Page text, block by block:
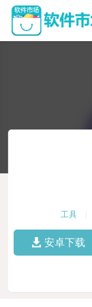
工具
安卓下载